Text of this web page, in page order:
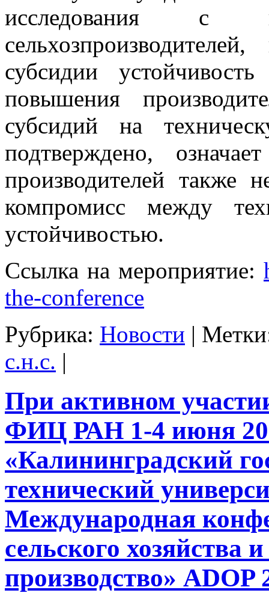
исследования с
субсидии
повышения
субсидий на
подтверждено,
производителей также
компромисс между
устойчивостью.
Ссылка на мероприятие:
the-conference
Рубрика: Новости |
с.н.с. |
При активном
ФИЦ РАН 1-4 июня
«Калининградский
технический
Международная
сельского хозяйства
производство» ADOP